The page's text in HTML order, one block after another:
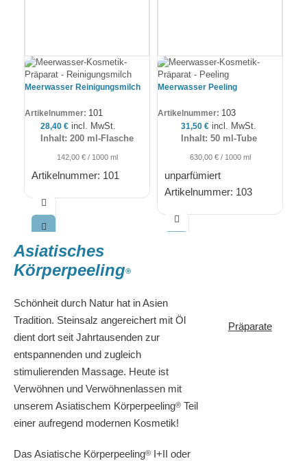
Meerwasser Reinigungsmilch
Artikelnummer: 101
28,40 € incl. MwSt.
Inhalt: 200 ml-Flasche
142,00 €/ 1000 ml
Artikelnummer: 101
Meerwasser Peeling
Artikelnummer: 103
31,50 € incl. MwSt.
Inhalt: 50 ml-Tube
630,00 €/ 1000 ml
unparfümiert
Artikelnummer: 103
Asiatisches
Körperpeeling®
Schönheit durch Natur hat in Asien
Tradition. Steinsalz angereichert mit Öl
dient dort seit Jahrtausenden zur
entspannenden und zugleich
stimulierenden Massage. Heute ist
Verwöhnen und Verwöhnenlassen mit
unserem Asiatischem Körperpeeling® Teil
einer aufregend modernen Kosmetik!
Das Asiatische Körperpeeling® I+II oder
Präparate